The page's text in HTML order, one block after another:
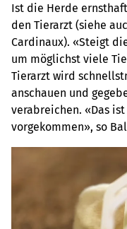
Ist die Herde
den Tierarzt (siehe
Cardinaux). «Steigt
um möglichst viele
Tierarzt wird
anschauen und
verabreichen. «Das
vorgekommen», so